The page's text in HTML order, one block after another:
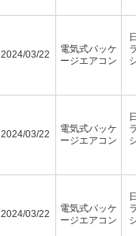
2024/03/22
電気式パッケ
ージエアコン
2024/03/22
電気式パッケ
ージエアコン
2024/03/22
電気式パッケ
ージエアコン